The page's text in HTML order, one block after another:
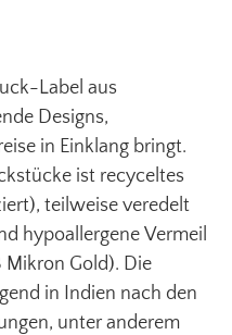
Label aus
Designs,
in Einklang bringt.
ist recyceltes
teilweise veredelt
hypoallergene Vermeil
Gold). Die
in Indien nach den
unter anderem